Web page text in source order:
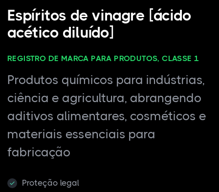
Espíritos de vinagre [ácido
acético diluído]
REGISTRO DE MARCA PARA PRODUTOS, CLASSE 1
Produtos químicos para indústrias,
ciência e agricultura, abrangendo
aditivos alimentares, cosméticos e
materiais essenciais para
fabricação
Proteção legal